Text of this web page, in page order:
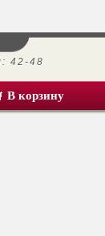
42-48
В корзину